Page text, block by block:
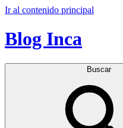
Ir al contenido principal
Blog Inca
Buscar